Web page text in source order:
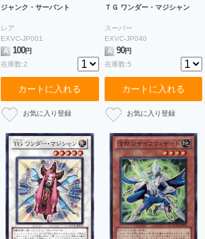
ジャンク・サーバント
レア
EXVC-JP001
A
100円
在庫数:2
カートに入れる
ＴＧ ワンダー・マジシャン
スーパー
EXVC-JP040
A 90円
在庫数:5
カートに入れる